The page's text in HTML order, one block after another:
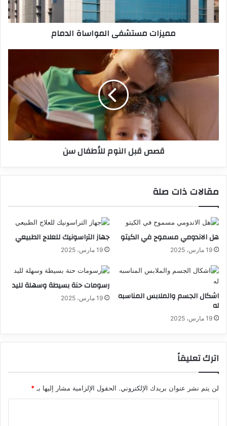
مميزات مستشفى المواساة الدمام
قصص قبل النوم للأطفال سن
مقالات ذات صلة
هل الاندومي مسموح في الكيتو
19 مارس، 2025
جهاز التراسونيك للعلاج الطبيعي
19 مارس، 2025
اشكال الجسم والملابس المناسبه
له
19 مارس، 2025
رسومات حنة بسيطة وسهلة لليد
19 مارس، 2025
اترك تعليقاً
لن يتم نشر عنوان بريدك الإلكتروني. الحقول الإلزامية مشار إليها بـ*